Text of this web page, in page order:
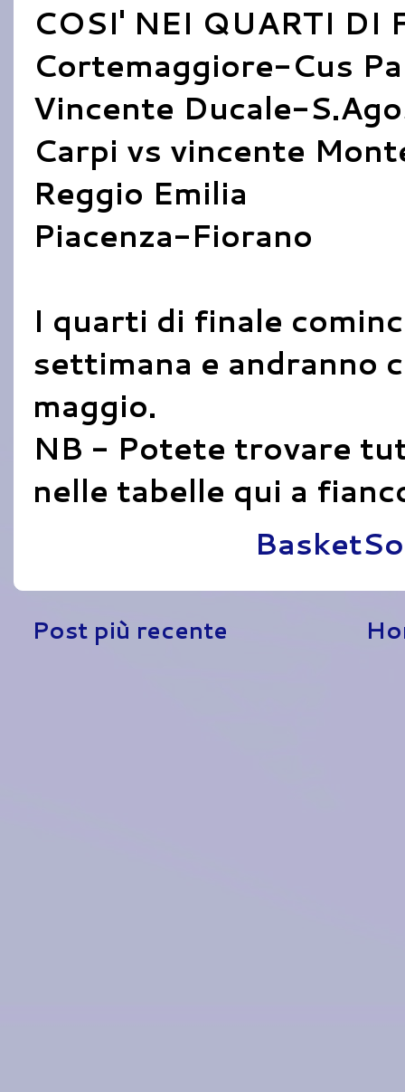
COSI' NEI QUARTI DI
Cortemaggiore-Cus
Vincente Ducale-
Carpi vs vincente
Reggio Emilia
Piacenza-Fiorano
I quarti di finale
settimana e andranno
maggio.
NB - Potete trovare
nelle tabelle qui a
Post più recente